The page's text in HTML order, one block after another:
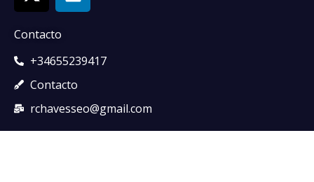
Contacto
+34655239417
Contacto
rchavesseo@gmail.com